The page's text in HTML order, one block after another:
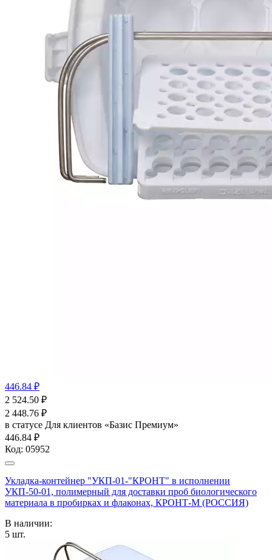
446.84 ₽
2 524.50 ₽
2 448.76 ₽
в статусе Для клиентов «Базис Премиум»
446.84 ₽
Код: 05952
Укладка-контейнер "УКП-01-"КРОНТ" в исполнении
УКП-50-01, полимерный для доставки проб биологического
материала в пробирках и флаконах, КРОНТ-М (РОССИЯ)
В наличии:
5 шт.